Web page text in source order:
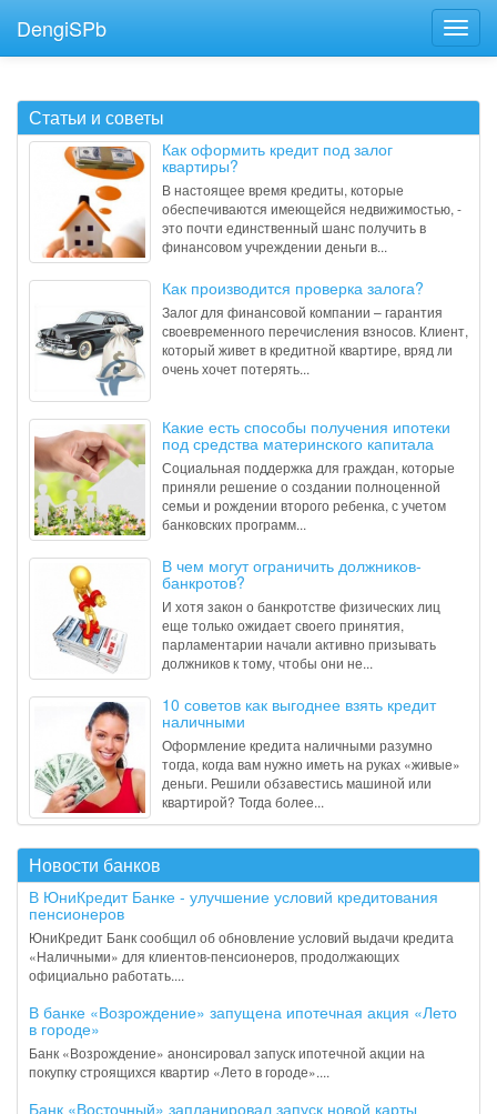
DengiSPb
Статьи и советы
Как оформить кредит под залог
квартиры?
В настоящее время кредиты, которые
обеспечиваются имеющейся недвижимостью, -
это почти единственный шанс получить в
финансовом учреждении деньги в...
Как производится проверка залога?
Залог для финансовой компании – гарантия
своевременного перечисления взносов. Клиент,
который живет в кредитной квартире, вряд ли
очень хочет потерять...
Какие есть способы получения ипотеки
под средства материнского капитала
Социальная поддержка для граждан, которые
приняли решение о создании полноценной
семьи и рождении второго ребенка, с учетом
банковских программ...
В чем могут ограничить должников-
банкротов?
И хотя закон о банкротстве физических лиц
еще только ожидает своего принятия,
парламентарии начали активно призывать
должников к тому, чтобы они не...
10 советов как выгоднее взять кредит
наличными
Оформление кредита наличными разумно
тогда, когда вам нужно иметь на руках «живые»
деньги. Решили обзавестись машиной или
квартирой? Тогда более...
Новости банков
В ЮниКредит Банке - улучшение условий кредитования
пенсионеров
ЮниКредит Банк сообщил об обновление условий выдачи кредита
«Наличными» для клиентов-пенсионеров, продолжающих
официально работать....
В банке «Возрождение» запущена ипотечная акция «Лето
в городе»
Банк «Возрождение» анонсировал запуск ипотечной акции на
покупку строящихся квартир «Лето в городе»....
Банк «Восточный» запланировал запуск новой карты